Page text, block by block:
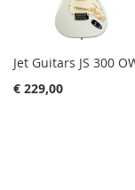
Jet Guitars JS 300
€ 229,00